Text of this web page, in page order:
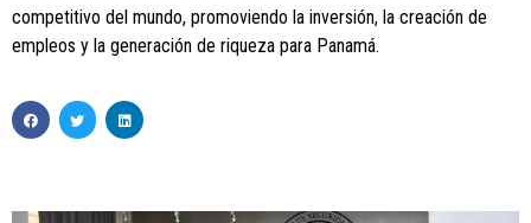
competitivo del mundo, promoviendo la inversión, la creación de
empleos y la generación de riqueza para Panamá.